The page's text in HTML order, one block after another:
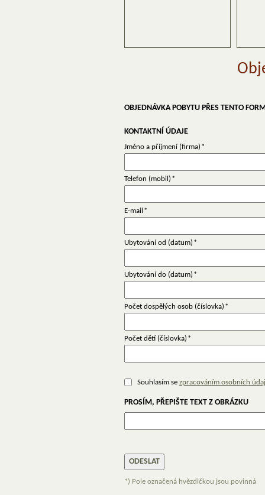
OBJEDNÁVKA POBYTU PŘES TENTO
KONTAKTNÍ ÚDAJE
Jméno a příjmení (firma) *
Telefon (mobil) *
E-mail *
Ubytování od (datum) *
Ubytování do (datum) *
Počet dospělých osob (číslovka) *
Počet dětí (číslovka) *
Souhlasím sezpracováním osobních
PROSÍM, PŘEPIŠTE TEXT Z OBRÁZKU
*) Pole označená hvězdičkou jsou povinná